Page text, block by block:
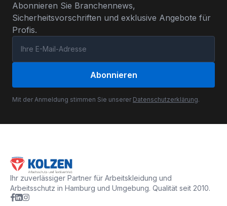
Abonnieren Sie Branchennews,
Sicherheitsvorschriften und exklusive Angebote für
Profis.
Abonnieren
Mit der Anmeldung stimmen Sie unserer Datenschutzerklärung.
Ihr zuverlässiger Partner für Arbeitskleidung und
Arbeitsschutz in Hamburg und Umgebung. Qualität seit 2010.